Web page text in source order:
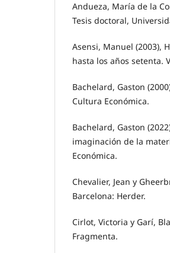
Andueza, María de la
Tesis doctoral,
Asensi, Manuel (2003),
hasta los años setenta.
Bachelard, Gaston
Cultura Económica.
Bachelard, Gaston
imaginación de la
Económica.
Chevalier, Jean y
Barcelona: Herder.
Cirlot, Victoria y Garí,
Fragmenta.